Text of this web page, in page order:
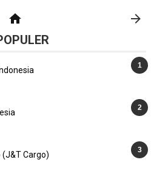
(J&T Cargo)